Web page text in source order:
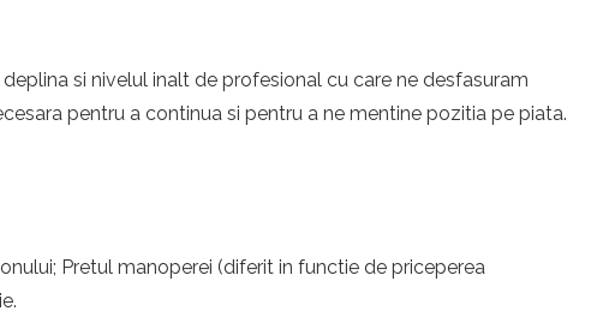
si nivelul inalt de profesional cu care ne desfasuram
pentru a continua si pentru a ne mentine pozitia pe piata.
Pretul manoperei (diferit in functie de priceperea